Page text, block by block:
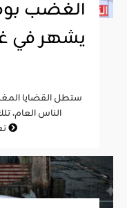
الغضب
يشهر في
الناس العام،